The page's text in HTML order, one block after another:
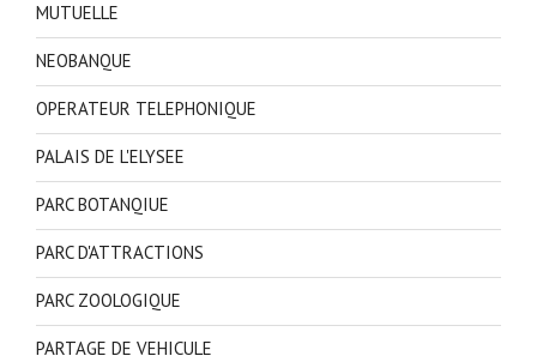
MUTUELLE
NEOBANQUE
OPERATEUR TELEPHONIQUE
PALAIS DE L'ELYSEE
PARC BOTANQIUE
PARC D'ATTRACTIONS
PARC ZOOLOGIQUE
PARTAGE DE VEHICULE